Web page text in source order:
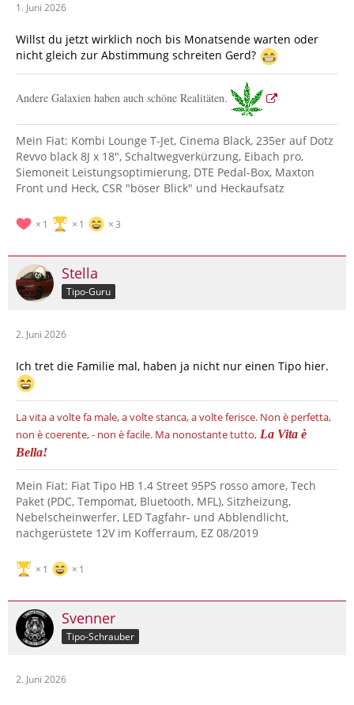
1. Juni 2026
Willst du jetzt wirklich noch bis Monatsende warten oder
nicht gleich zur Abstimmung schreiten Gerd?
Andere Galaxien haben auch schöne Realitäten.
Mein Fiat: Kombi Lounge T-Jet, Cinema Black, 235er auf Dotz
Revvo black 8J x 18", Schaltwegverkürzung, Eibach pro,
Siemoneit Leistungsoptimierung, DTE Pedal-Box, Maxton
Front und Heck, CSR "böser Blick" und Heckaufsatz
1 1 3
Stella
Tipo-Guru
2. Juni 2026
Ich tret die Familie mal, haben ja nicht nur einen Tipo hier.
La vita a volte fa male, a volte stanca, a volte ferisce. Non è perfetta,
non è coerente, - non è facile. Ma nonostante tutto, La Vita è
Bella!
Mein Fiat: Fiat Tipo HB 1.4 Street 95PS rosso amore, Tech
Paket (PDC, Tempomat, Bluetooth, MFL), Sitzheizung,
Nebelscheinwerfer, LED Tagfahr- und Abblendlicht,
nachgerüstete 12V im Kofferraum, EZ 08/2019
1 1
Svenner
Tipo-Schrauber
2. Juni 2026